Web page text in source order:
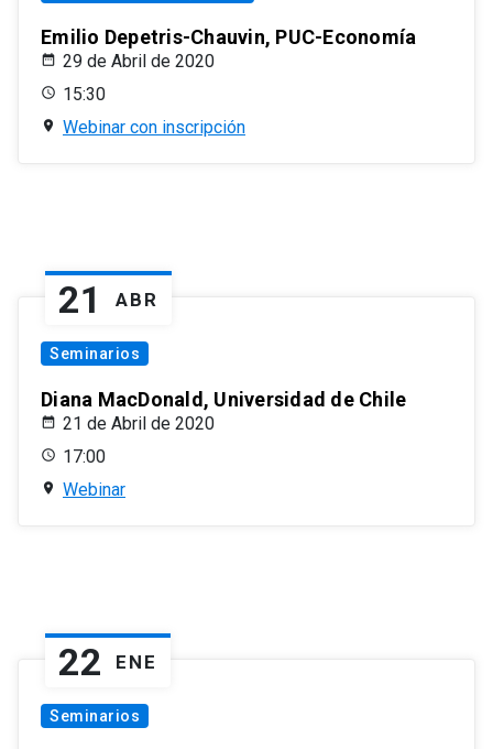
Emilio Depetris-Chauvin, PUC-Economía
29 de Abril de 2020
15:30
Webinar con inscripción
21 ABR
Seminarios
Diana MacDonald, Universidad de Chile
21 de Abril de 2020
17:00
Webinar
22 ENE
Seminarios